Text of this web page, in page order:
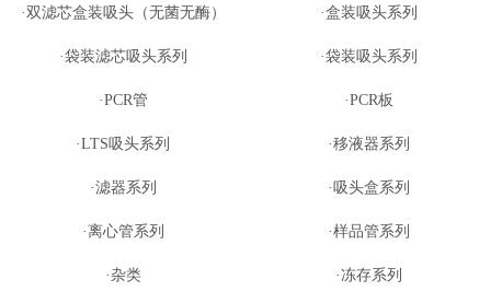
·双滤芯盒装吸头（无菌无酶） ·盒装吸头系列
·袋装滤芯吸头系列 ·袋装吸头系列
·PCR管 ·PCR板
·LTS吸头系列 ·移液器系列
·滤器系列 ·吸头盒系列
·离心管系列 ·样品管系列
·杂类 ·冻存系列